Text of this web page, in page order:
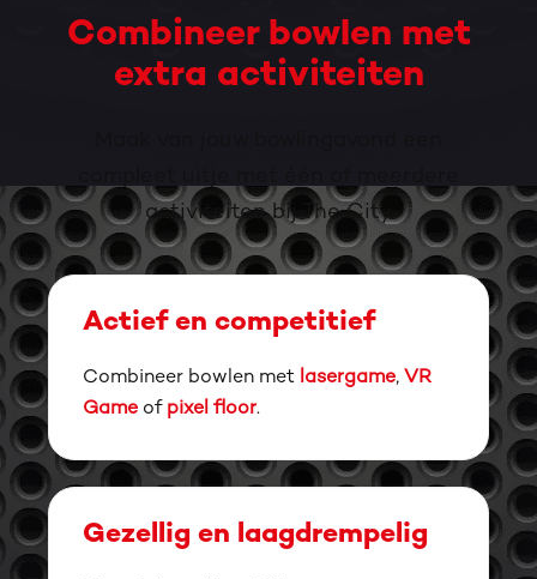
Combineer bowlen met
extra activiteiten
activiteiten bij The City.
Actief en competitief
Combineer bowlen met lasergame, VR
Game of pixel floor.
Gezellig en laagdrempelig